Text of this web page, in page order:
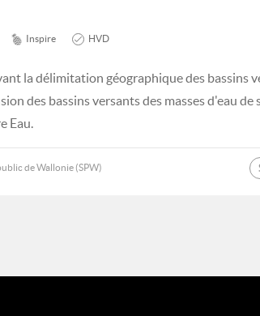
Inspire HVD
la délimitation géographique des bassins
des bassins versants des masses d'eau de
Eau.
de Wallonie (SPW)